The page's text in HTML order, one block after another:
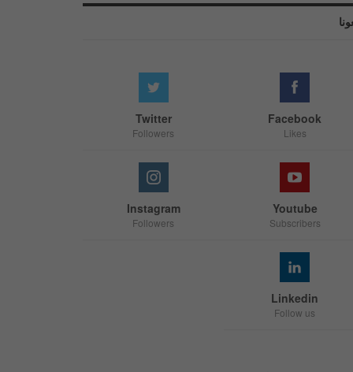
Facebook
Likes
Twitter
Followers
Youtube
Subscribers
Instagram
Followers
Linkedin
Follow us